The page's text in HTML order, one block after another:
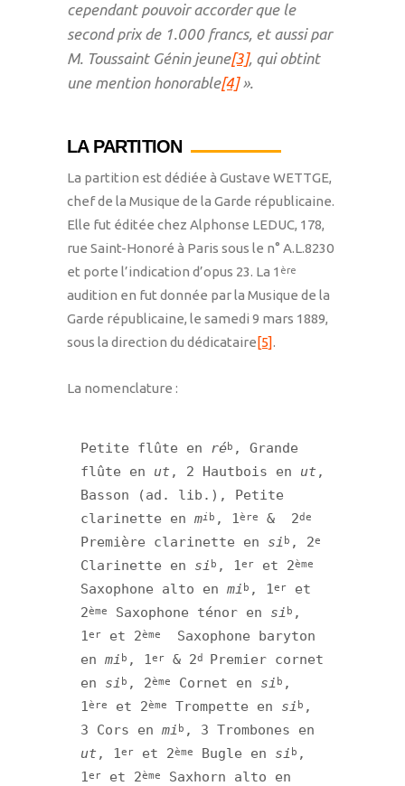
cependant pouvoir accorder que le
second prix de 1.000 francs, et aussi par
M. Toussaint Génin jeune[3], qui obtint
une mention honorable[4]».
LA PARTITION
La partition est dédiée à Gustave WETTGE,
chef de la Musique de la Garde républicaine.
Elle fut éditée chez Alphonse LEDUC, 178,
rue Saint-Honoré à Paris sous le n° A.L.8230
et porte l’indication d’opus 23. La 1 ère
audition en fut donnée par la Musique de la
Garde républicaine, le samedi 9 mars 1889,
sous la direction du dédicataire [5] .
La nomenclature :
Petite flûte en réb , Grande
flûte en ut , 2 Hautbois en ut ,
Basson (ad. lib.), Petite
clarinette en mi b , 1ère &  2
Première clarinette en si b , 2e
Clarinette en si b , 1er et 2ème
Saxophone alto en mi b , 1er
et
2ème Saxophone ténor en si b ,
1er et 2ème
Saxophone baryton
en mi b , 1er & 2d Premier cornet
en si b , 2ème Cornet en si b ,
1ère et 2ème Trompette en si b ,
3 Cors en mi b
ut , 1er et 2ème Bugle en si b ,
1er et 2ème